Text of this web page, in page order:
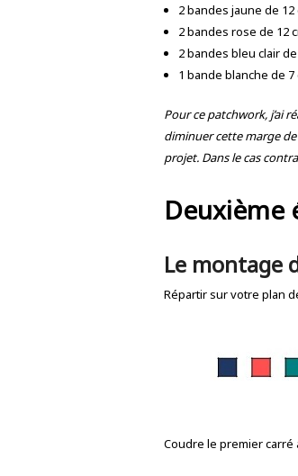
2 bandes jaune de 12
2 bandes rose de 12
2 bandes bleu clair de
1 bande blanche de 7
Pour ce patchwork, j’ai
diminuer cette marge
projet. Dans le cas
Deuxième
Le montage
Répartir sur votre plan
Coudre le premier